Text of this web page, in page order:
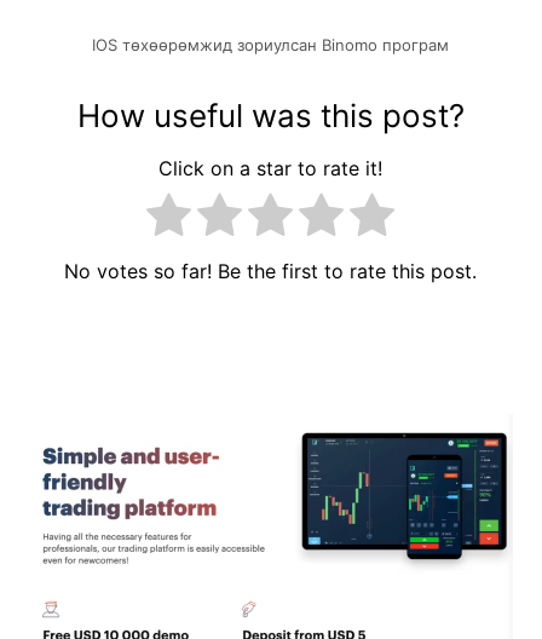
IOS төхөөрөмжид зориулсан Binomo програм
How useful was this post?
Click on a star to rate it!
No votes so far! Be the first to rate this post.